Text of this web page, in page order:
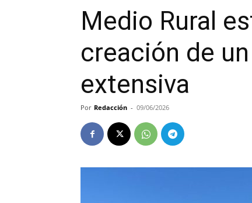
Medio Rural
creación de
extensiva
Por Redacción - 09/06/2026